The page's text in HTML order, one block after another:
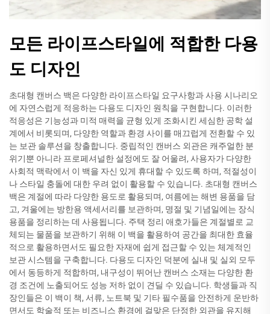
모든 라이프스타일에 적합한 다용
도 디자인
초대형 캔버스 백은 다양한 라이프스타일 요구사항과 사용 시나리오
에 자연스럽게 적응하는 다용도 디자인 원칙을 구현합니다. 이러한
적응성은 기능성과 미적 매력을 균형 있게 조화시킨 세심한 공학 설
계에서 비롯되며, 다양한 역할과 환경 사이를 매끄럽게 전환할 수 있
는 보관 솔루션을 창출합니다. 중립적인 캔버스 외관은 캐주얼한 분
위기뿐 아니라 프로페셔널한 설정에도 잘 어울려, 사용자가 다양한
사회적 맥락에서 이 백을 자신 있게 휴대할 수 있도록 하며, 적절성이
나 스타일 충돌에 대한 우려 없이 활용할 수 있습니다. 초대형 캔버스
백은 계절에 따라 다양한 용도로 활용되며, 여름에는 해변 용품을 담
고, 겨울에는 방한용 액세서리를 보관하며, 명절 및 기념일에는 장식
용품을 정리하는 데 사용됩니다. 주택 정리 애호가들은 계절별로 교
체되는 물품을 보관하기 위해 이 백을 활용하여 공간을 최대한 효율
적으로 활용하면서도 필요한 자재에 쉽게 접근할 수 있는 체계적인
보관 시스템을 구축합니다. 다용도 디자인 덕분에 실내 및 실외 모두
에서 동등하게 적합하며, 내구성이 뛰어난 캔버스 소재는 다양한 환
경 조건에 노출되어도 성능 저하 없이 견딜 수 있습니다. 학생들과 직
장인들은 이 백이 책, 서류, 노트북 및 기타 필수품을 안전하게 운반하
면서도 학술적 또는 비즈니스 환경에 걸맞은 단정한 외관을 유지해